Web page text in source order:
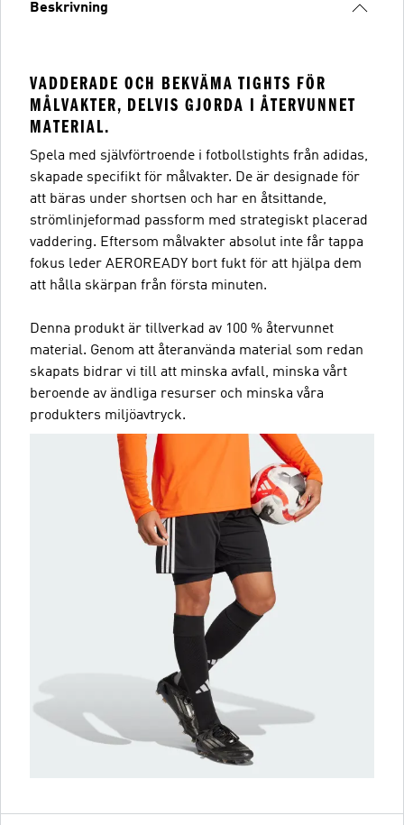
Beskrivning
VADDERADE OCH BEKVÄMA TIGHTS FÖR
MÅLVAKTER, DELVIS GJORDA I ÅTERVUNNET
MATERIAL.
Spela med självförtroende i fotbollstights från adidas,
skapade specifikt för målvakter. De är designade för
att bäras under shortsen och har en åtsittande,
strömlinjeformad passform med strategiskt placerad
vaddering. Eftersom målvakter absolut inte får tappa
fokus leder AEROREADY bort fukt för att hjälpa dem
att hålla skärpan från första minuten.
Denna produkt är tillverkad av 100 % återvunnet
material. Genom att återanvända material som redan
skapats bidrar vi till att minska avfall, minska vårt
beroende av ändliga resurser och minska våra
produkters miljöavtryck.